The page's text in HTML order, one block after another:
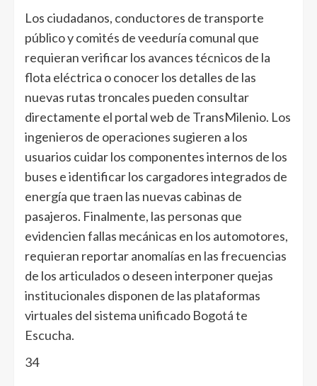
Los ciudadanos, conductores de transporte
público y comités de veeduría comunal que
requieran verificar los avances técnicos de la
flota eléctrica o conocer los detalles de las
nuevas rutas troncales pueden consultar
directamente el portal web de TransMilenio. Los
ingenieros de operaciones sugieren a los
usuarios cuidar los componentes internos de los
buses e identificar los cargadores integrados de
energía que traen las nuevas cabinas de
pasajeros. Finalmente, las personas que
evidencien fallas mecánicas en los automotores,
requieran reportar anomalías en las frecuencias
de los articulados o deseen interponer quejas
institucionales disponen de las plataformas
virtuales del sistema unificado Bogotá te
Escucha.
34